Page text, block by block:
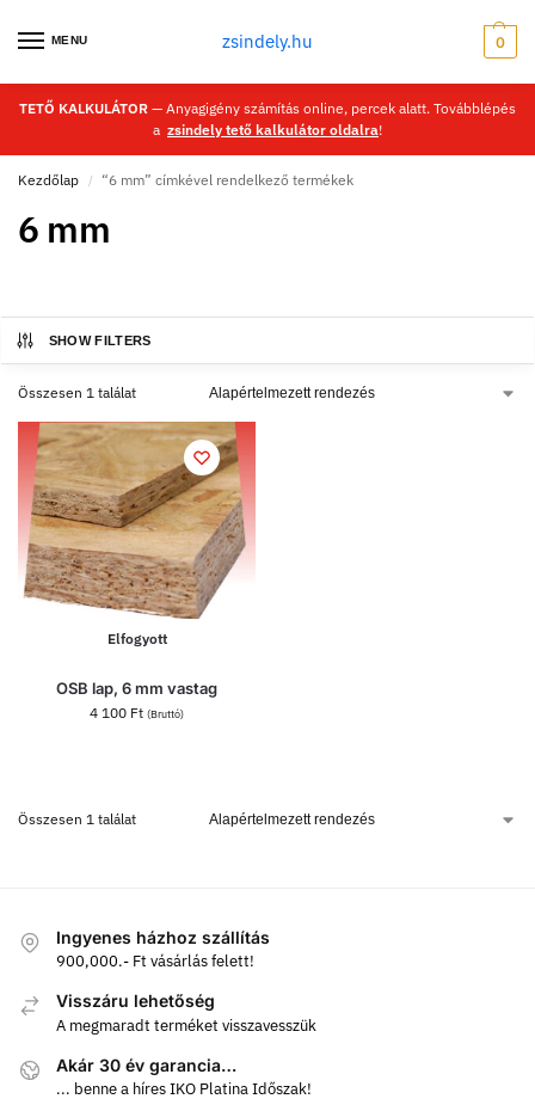
MENU zsindely.hu 0
TETŐ KALKULÁTOR — Anyagigény számítás online, percek alatt. Továbblépés
a zsindely tető kalkulátor oldalra!
Kezdőlap / “6 mm” címkével rendelkező termékek
6 mm
SHOW FILTERS
Összesen 1 találat
Elfogyott
OSB lap, 6 mm vastag
4 100 Ft (Bruttó)
Összesen 1 találat
Ingyenes házhoz szállítás
900,000.- Ft vásárlás felett!
Visszáru lehetőség
A megmaradt terméket visszavesszük
Akár 30 év garancia…
... benne a híres IKO Platina Időszak!